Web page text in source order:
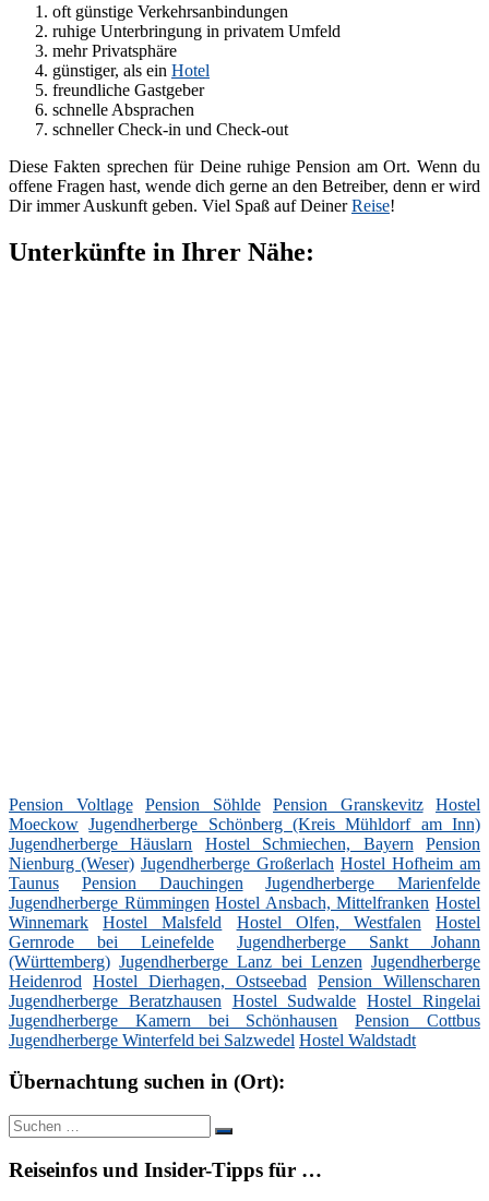
oft günstige Verkehrsanbindungen
ruhige Unterbringung in privatem Umfeld
mehr Privatsphäre
günstiger, als ein Hotel
freundliche Gastgeber
schnelle Absprachen
schneller Check-in und Check-out
Diese Fakten sprechen für Deine ruhige Pension am Ort. Wenn du
offene Fragen hast, wende dich gerne an den Betreiber, denn er wird
Dir immer Auskunft geben. Viel Spaß auf DeinerReise!
Unterkünfte in Ihrer Nähe:
Pension Voltlage Pension Söhlde Pension Granskevitz
Hostel
Moeckow Jugendherberge Schönberg (Kreis Mühldorf am Inn)
Jugendherberge Häuslarn
Hostel Schmiechen, Bayern
Pension
Nienburg (Weser) Jugendherberge Großerlach Hostel Hofheim am
Taunus
Pension Dauchingen
Jugendherberge Marienfelde
Jugendherberge Rümmingen Hostel Ansbach, Mittelfranken Hostel
Winnemark
Hostel Malsfeld Hostel Olfen, Westfalen
Hostel
Gernrode bei Leinefelde
Jugendherberge Sankt Johann
(Württemberg) Jugendherberge Lanz bei Lenzen Jugendherberge
Heidenrod
Hostel Dierhagen, Ostseebad
Pension Willenscharen
Jugendherberge Beratzhausen
Hostel Sudwalde
Hostel Ringelai
Jugendherberge Kamern bei Schönhausen
Pension Cottbus
Jugendherberge Winterfeld bei Salzwedel Hostel Waldstadt
Übernachtung suchen in (Ort):
Suche
nach:
Suchen
Reiseinfos und Insider-Tipps für …